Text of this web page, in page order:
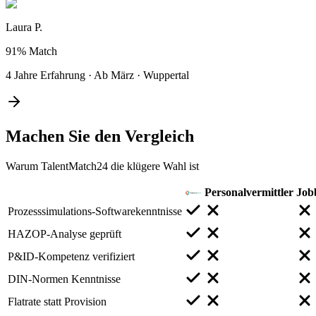
Laura P.
91% Match
4 Jahre Erfahrung · Ab März · Wuppertal
Machen Sie den Vergleich
Warum TalentMatch24 die klügere Wahl ist
Personalvermittler
Prozesssimulations-Softwarekenntnisse
HAZOP-Analyse geprüft
P&ID-Kompetenz verifiziert
DIN-Normen Kenntnisse
Flatrate statt Provision